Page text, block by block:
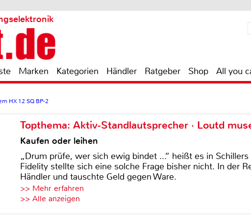
Marken Kategorien Händler Ratgeber Shop All you
HX 12 SQ BP-2
Topthema: Aktiv-Standlautsprecher · Loutd
Kaufen oder leihen
„Drum prüfe, wer sich ewig bindet ...“ heißt es in
Fidelity stellte sich eine solche Frage bisher nicht. In der
Händler und tauschte Geld gegen Ware.
>> Mehr erfahren
>> Alle anzeigen